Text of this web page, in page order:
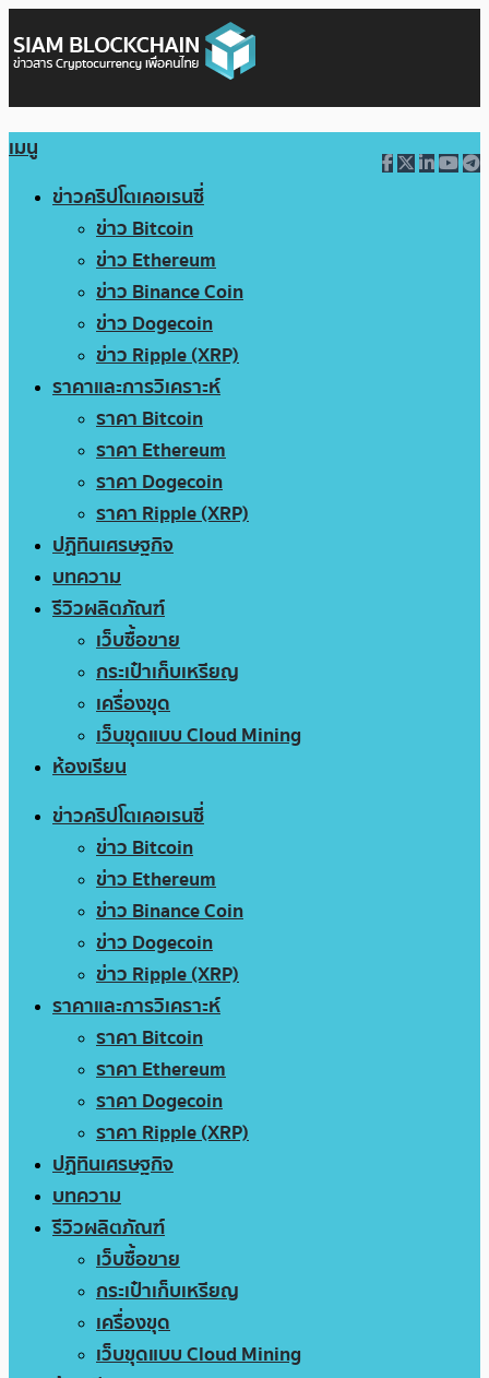
เมนู
ข่าวคริปโตเคอเรนซี่
ข่าว Bitcoin
ข่าว Ethereum
ข่าว Binance Coin
ข่าว Dogecoin
ข่าว Ripple (XRP)
ราคาและการวิเคราะห์
ราคา Bitcoin
ราคา Ethereum
ราคา Dogecoin
ราคา Ripple (XRP)
ปฏิทินเศรษฐกิจ
บทความ
รีวิวผลิตภัณฑ์
เว็บซื้อขาย
กระเป๋าเก็บเหรียญ
เครื่องขุด
เว็บขุดแบบ Cloud Mining
ห้องเรียน
ข่าวคริปโตเคอเรนซี่
ข่าว Bitcoin
ข่าว Ethereum
ข่าว Binance Coin
ข่าว Dogecoin
ข่าว Ripple (XRP)
ราคาและการวิเคราะห์
ราคา Bitcoin
ราคา Ethereum
ราคา Dogecoin
ราคา Ripple (XRP)
ปฏิทินเศรษฐกิจ
บทความ
รีวิวผลิตภัณฑ์
เว็บซื้อขาย
กระเป๋าเก็บเหรียญ
เครื่องขุด
เว็บขุดแบบ Cloud Mining